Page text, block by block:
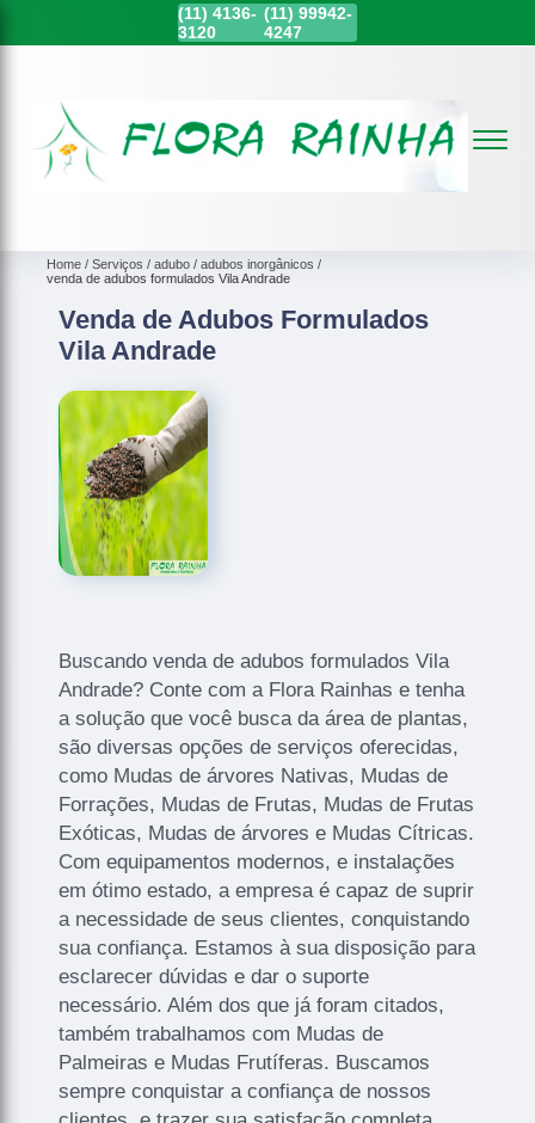
(11) 4136-
3120
(11)99942-
4247
Home Serviços adubo
adubos inorgânicos
venda de adubos formulados Vila Andrade
Venda de Adubos Formulados
Vila Andrade
Buscando venda de adubos formulados Vila
Andrade? Conte com a Flora Rainhas e tenha
a solução que você busca da área de plantas,
são diversas opções de serviços oferecidas,
como Mudas de árvores Nativas, Mudas de
Forrações, Mudas de Frutas, Mudas de Frutas
Exóticas, Mudas de árvores e Mudas Cítricas.
Com equipamentos modernos, e instalações
em ótimo estado, a empresa é capaz de suprir
a necessidade de seus clientes, conquistando
sua confiança. Estamos à sua disposição para
esclarecer dúvidas e dar o suporte
necessário. Além dos que já foram citados,
também trabalhamos com Mudas de
Palmeiras e Mudas Frutíferas. Buscamos
sempre conquistar a confiança de nossos